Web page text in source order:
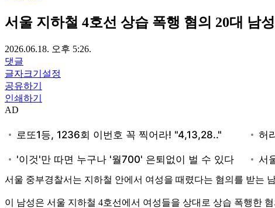
서울 지하철 4호선 상습 폭행 혐의 20대 남
2026.06.18. 오후 5:26.
댓글
글자크기설정
공유하기
인쇄하기
AD
서울 중부경찰서는 지하철 안에서 여성을 때렸다는 혐의를 받는
이 남성은 서울 지하철 4호선에서 여성들을 상대로 상습 폭행한